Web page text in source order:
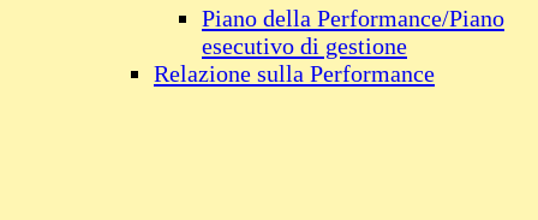
Piano della Performance/Piano
esecutivo di gestione
Relazione sulla Performance